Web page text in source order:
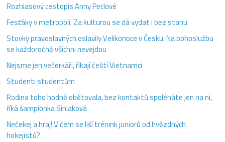
Rozhlasový cestopis Anny Peclové
Fesťáky v metropoli. Za kulturou se dá vydat i bez stanu
Stovky pravoslavných oslavily Velikonoce v Česku. Na bohoslužbu
se každoročně všichni nevejdou
Nejsme jen večerkáři, říkají čeští Vietnamci
Studenti studentům
Rodina toho hodně obětovala, bez kontaktů spoléháte jen na ni,
říká šampionka Siniaková
Nečekej a hraj! V čem se liší trénink juniorů od hvězdných
hokejistů?